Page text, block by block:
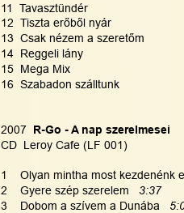
11  Tavasztündér
12  Tiszta erőből nyár
13  Csak nézem a szeretőm
14  Reggeli lány
15  Mega Mix
16  Szabadon szálltunk
2007
  R-Go - A nap szerelmesei
CD  Leroy Cafe (LF 001)
1    Olyan mintha most
2    Gyere szép szerelem 3:37
3    Dobom a szívem a Dunába